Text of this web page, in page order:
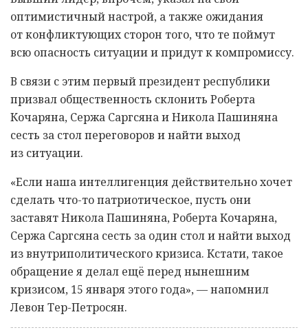
оптимистичный настрой, а также ожидания
от конфликтующих сторон того, что те поймут
всю опасность ситуации и придут к компромиссу.
В связи с этим первый президент республики
призвал общественность склонить Роберта
Кочаряна, Сержа Саргсяна и Никола Пашиняна
сесть за стол переговоров и найти выход
из ситуации.
«Если наша интеллигенция действительно хочет
сделать что-то патриотическое, пусть они
заставят Никола Пашиняна, Роберта Кочаряна,
Сержа Саргсяна сесть за один стол и найти выход
из внутриполитического кризиса. Кстати, такое
обращение я делал ещë перед нынешним
кризисом, 15 января этого года», — напомнил
Левон Тер-Петросян.